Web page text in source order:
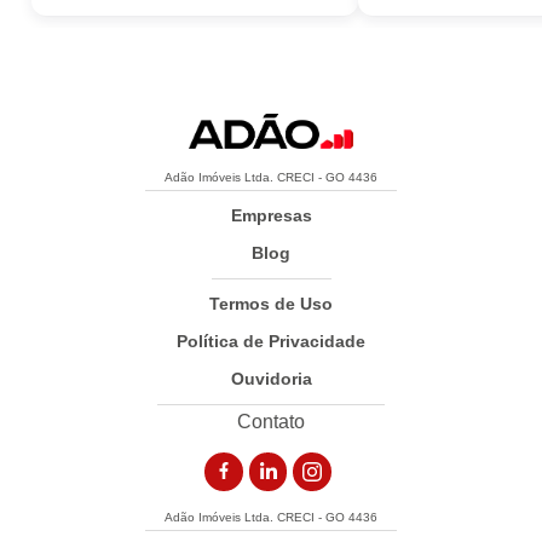
Adão Imóveis Ltda. CRECI - GO 4436
Empresas
Blog
Termos de Uso
Política de Privacidade
Ouvidoria
Contato
Adão Imóveis Ltda. CRECI - GO 4436